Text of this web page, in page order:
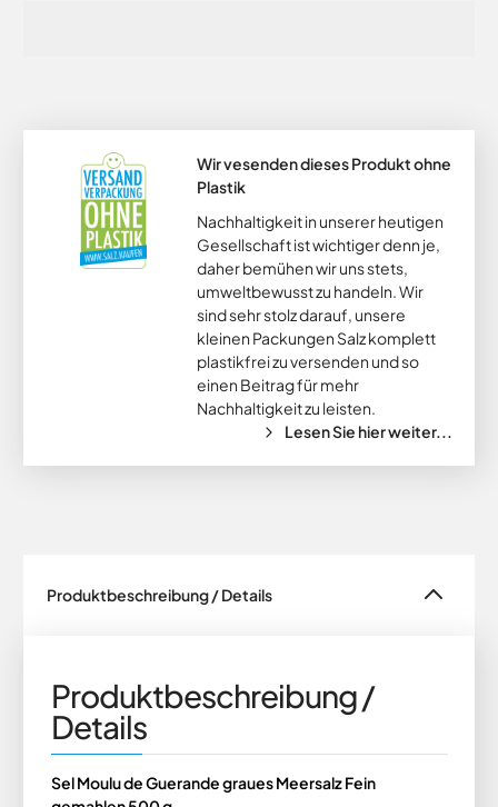
Wir vesenden dieses Produkt ohne
Plastik
Nachhaltigkeit in unserer heutigen
Gesellschaft ist wichtiger denn je,
daher bemühen wir uns stets,
umweltbewusst zu handeln. Wir
sind sehr stolz darauf, unsere
kleinen Packungen Salz komplett
plastikfrei zu versenden und so
einen Beitrag für mehr
Nachhaltigkeit zu leisten.
Lesen Sie hier weiter...
Produktbeschreibung / Details
Produktbeschreibung /
Details
Sel Moulu de Guerande graues Meersalz Fein